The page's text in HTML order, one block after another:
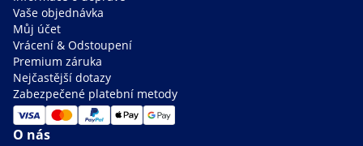
Vaše objednávka
Můj účet
Vrácení & Odstoupení
Premium záruka
Nejčastější dotazy
Zabezpečené platební metody
O nás